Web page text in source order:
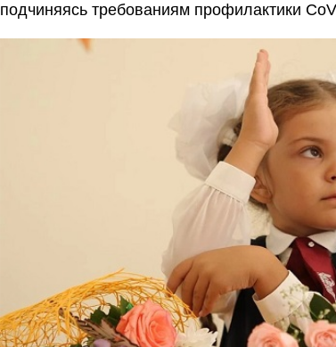
подчиняясь требованиям профилактики